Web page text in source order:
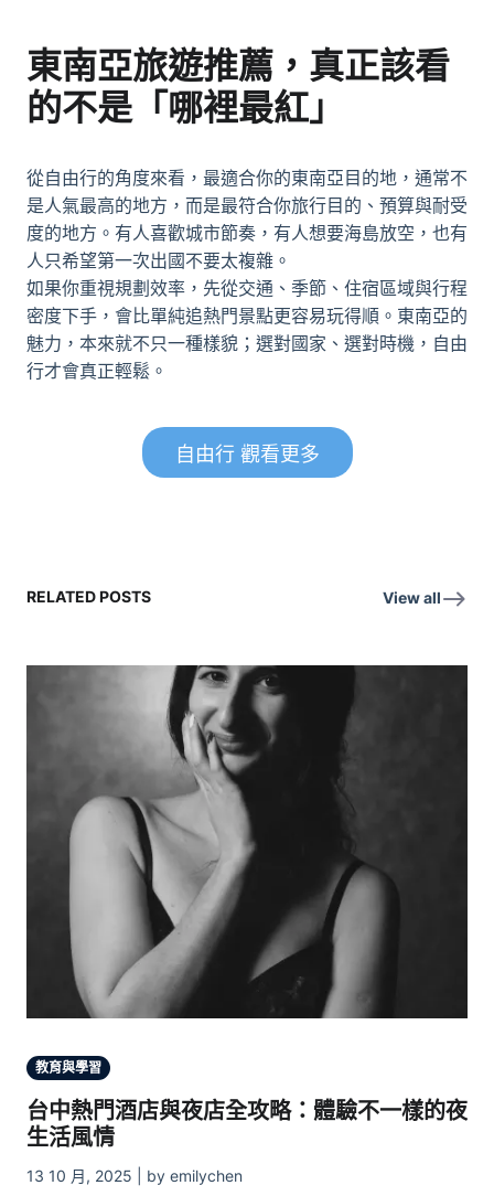
東南亞旅遊推薦，真正該看
的不是「哪裡最紅」
從自由行的角度來看，最適合你的東南亞目的地，通常不
是人氣最高的地方，而是最符合你旅行目的、預算與耐受
度的地方。有人喜歡城市節奏，有人想要海島放空，也有
人只希望第一次出國不要太複雜。
如果你重視規劃效率，先從交通、季節、住宿區域與行程
密度下手，會比單純追熱門景點更容易玩得順。東南亞的
魅力，本來就不只一種樣貌；選對國家、選對時機， 自由
行才會真正輕鬆。
自由行 觀看更多
RELATED POSTS View all
教育與學習
台中熱門酒店與夜店全攻略：體驗不一樣的夜
生活風情
13 10 月, 2025 | by emilychen